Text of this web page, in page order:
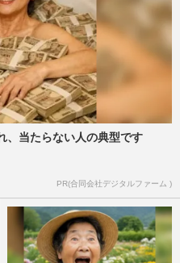
店に激怒してSNS上で“特
惧される店への個人攻撃と
輩・北野武…
』野呂佳代への“体型イジ
2025/9/8
、当たらない人の典型です
PR(合同会社デジタルファーム )